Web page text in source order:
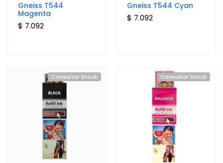
Gneiss T544
Magenta
$ 7.092
Gneiss T544 Cyan
$ 7.092
Consultar Stock Consultar Stock